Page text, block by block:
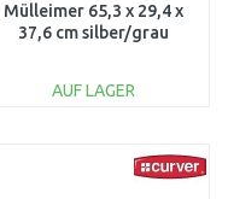
Mülleimer 65,3 x 29,4 x
37,6 cm silber/grau
AUF LAGER